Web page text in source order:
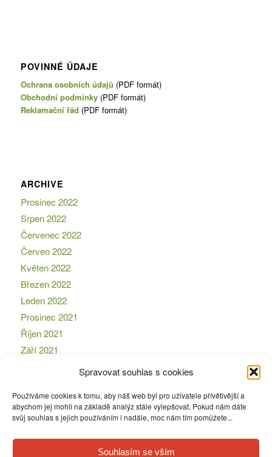
Spravovat souhlas s cookies
Používáme cookies k tomu, aby náš web byl pro uživatele přívětivější a
abychom jej mohli na základě analýz stále vylepšovat. Pokud nám dáte
svůj souhlas s jejich používáním i nadále, moc nám tím pomůžete...
Souhlasím se vším
POVINNÉ ÚDAJE
Ochrana osobních údajů (PDF formát)
Obchodní podmínky(PDF formát)
Reklamační řád (PDF formát)
ARCHIVE
Prosinec 2022
Srpen 2022
Červenec 2022
Červen 2022
Květen 2022
Březen 2022
Leden 2022
Prosinec 2021
Říjen 2021
Září 2021
Leden 2021
Prosinec 2020